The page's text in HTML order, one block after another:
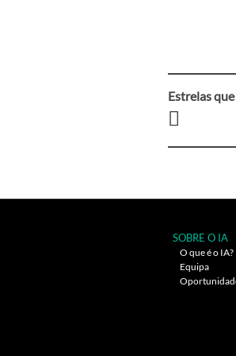
entre
Estrelas
SOBRE O IA
O que é o IA?
Equipa